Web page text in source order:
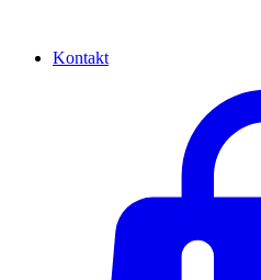
Kontakt